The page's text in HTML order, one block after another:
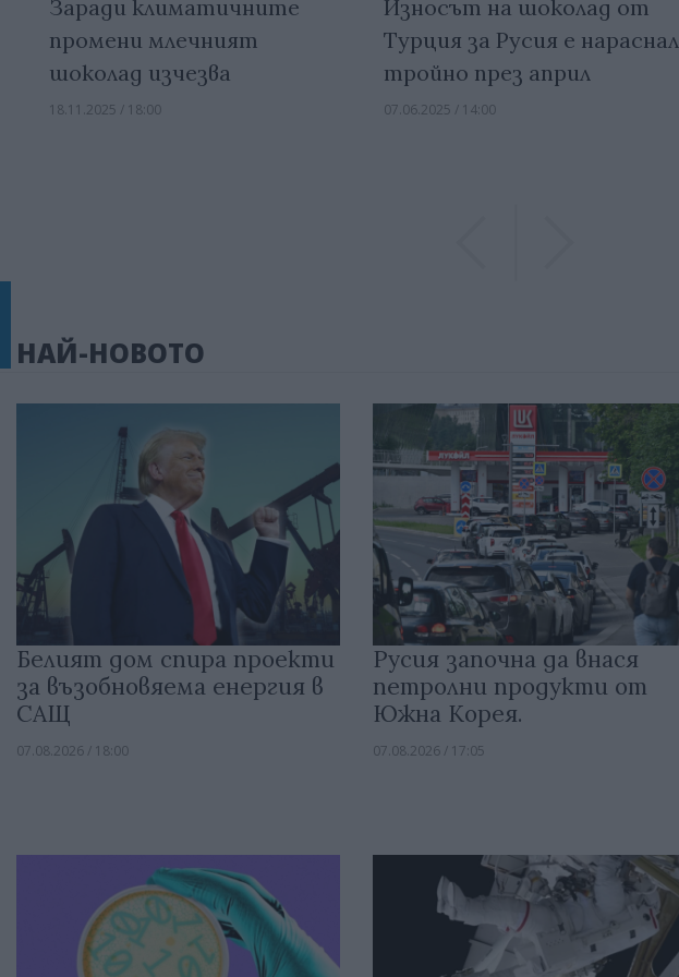
Заради климатичните
промени млечният
шоколад изчезва
18.11.2025 / 18:00
Износът на шоколад от
Турция за Русия е нараснал
тройно през април
07.06.2025 / 14:00
НАЙ-НОВОТО
Белият дом спира проекти
за възобновяема енергия в
САЩ
07.08.2026 / 18:00
Русия започна да внася
петролни продукти от
Южна Корея.
07.08.2026 / 17:05